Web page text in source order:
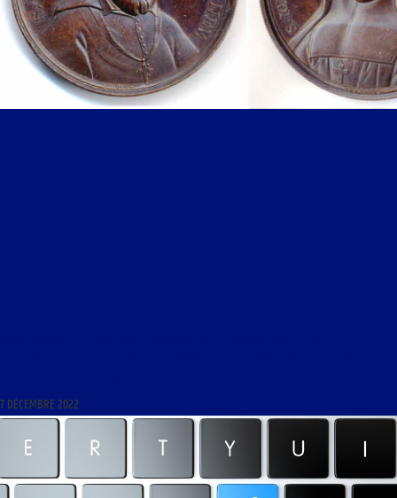
7 DÉCEMBRE 2022